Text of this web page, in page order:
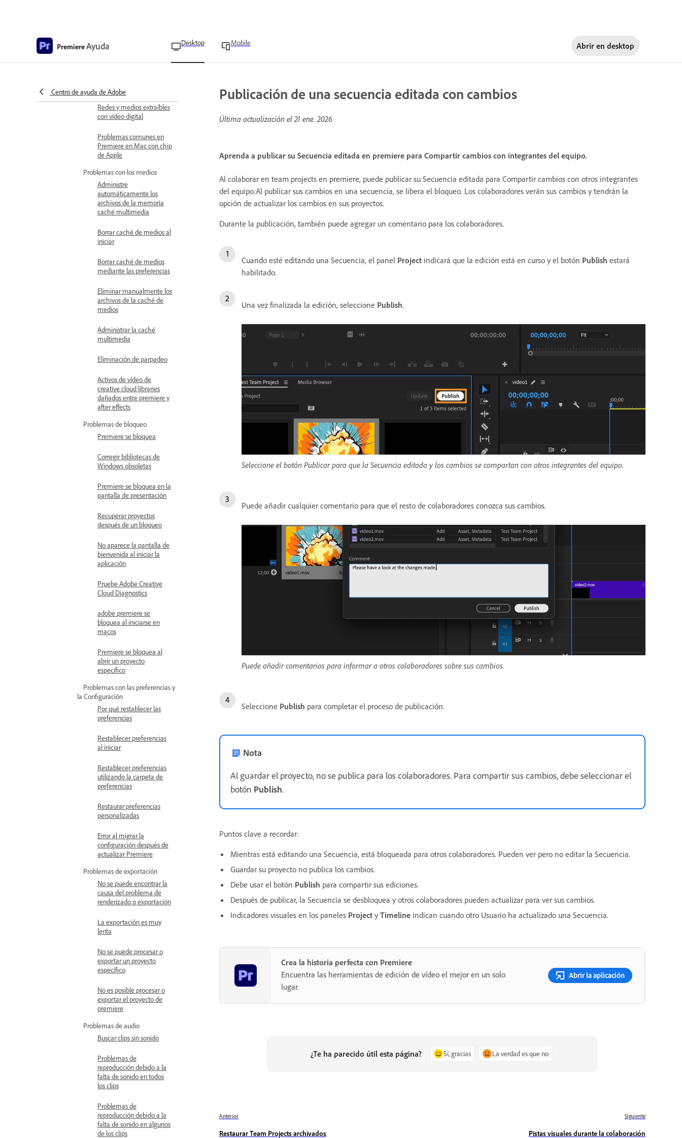
PremiereAyuda Desktop Mobile Abrir en desktop
Centro de ayuda de Adobe
Redes y medios extraíbles
con vídeo digital
Problemas comunes en
Premiere en Mac con chip
de Apple
Problemas con los medios
Administre
automáticamente los
archivos de la memoria
caché multimedia
Borrar caché de medios al
iniciar
Borrar caché de medios
mediante las preferencias
Eliminar manualmente los
archivos de la caché de
medios
Administrar la caché
multimedia
Eliminación de parpadeo
Activos de vídeo de
creative cloud libraries
dañados entre premiere y
after effects
Problemas de bloqueo
Premiere se bloquea
Corregir bibliotecas de
Windows obsoletas
Premiere se bloquea en la
pantalla de presentación
Recuperar proyectos
después de un bloqueo
No aparece la pantalla de
bienvenida al iniciar la
aplicación
Pruebe Adobe Creative
Cloud Diagnostics
adobe premiere se
bloquea al iniciarse en
macos
Premiere se bloquea al
abrir un proyecto
específico
Problemas con las preferencias y
la Configuración
Por qué restablecer las
preferencias
Restablecer preferencias
al iniciar
Restablecer preferencias
utilizando la carpeta de
preferencias
Restaurar preferencias
personalizadas
Error al migrar la
configuración después de
actualizar Premiere
Problemas de exportación
No se puede encontrar la
causa del problema de
renderizado o exportación
La exportación es muy
lenta
No se puede procesar o
exportar un proyecto
específico
No es posible procesar o
exportar el proyecto de
premiere
Problemas de audio
Buscar clips sin sonido
Problemas de
reproducción debido a la
falta de sonido en todos
los clips
Problemas de
reproducción debido a la
falta de sonido en algunos
de los clips
Publicación de una secuencia editada con cambios
Última actualización el21 ene. 2026
Aprenda a publicar su Secuencia editada en premiere para Compartir cambios con integrantes del equipo.
Al colaborar en team projects en premiere, puede publicar su Secuencia editada para Compartir cambios con otros integrantes
del equipo.Al publicar sus cambios en una secuencia, se libera el bloqueo. Los colaboradores verán sus cambios y tendrán la
opción de actualizar los cambios en sus proyectos.
Durante la publicación, también puede agregar un comentario para los colaboradores.
Cuando esté editando una Secuencia, el panel Project indicará que la edición está en curso y el botón Publish estará
habilitado.
Una vez finalizada la edición, seleccione Publish.
Seleccione el botón Publicar para que la Secuencia editada y los cambios se compartan con otros integrantes del equipo.
Puede añadir cualquier comentario para que el resto de colaboradores conozca sus cambios.
Puede añadir comentarios para informar a otros colaboradores sobre sus cambios.
Seleccione Publish para completar el proceso de publicación.
Nota
Al guardar el proyecto, no se publica para los colaboradores. Para compartir sus cambios, debe seleccionar el
botón Publish.
Puntos clave a recordar:
Mientras está editando una Secuencia, está bloqueada para otros colaboradores. Pueden ver pero no editar la Secuencia.
Guardar su proyecto no publica los cambios.
Debe usar el botón Publish para compartir sus ediciones.
Después de publicar, la Secuencia se desbloquea y otros colaboradores pueden actualizar para ver sus cambios.
Indicadores visuales en los paneles Project y Timeline indican cuando otro Usuario ha actualizado una Secuencia.
Crea la historia perfecta con Premiere
Encuentra las herramientas de edición de vídeo el mejor en un solo
lugar.
Abrir la aplicación
¿Te ha parecido útil esta página? Sí, gracias La verdad es que no
Anterior
Restaurar Team Projects archivados
Siguiente
Pistas visuales durante la colaboración